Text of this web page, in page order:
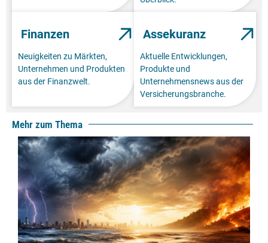
Finanzen
Neuigkeiten zu Märkten,
Unternehmen und Produkten
aus der Finanzwelt.
Assekuranz
Aktuelle Entwicklungen,
Produkte und
Unternehmensnews aus der
Versicherungsbranche.
Mehr zum Thema